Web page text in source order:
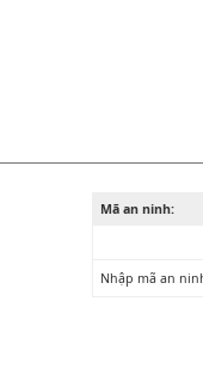
Mã an ninh:
Nhập mã an